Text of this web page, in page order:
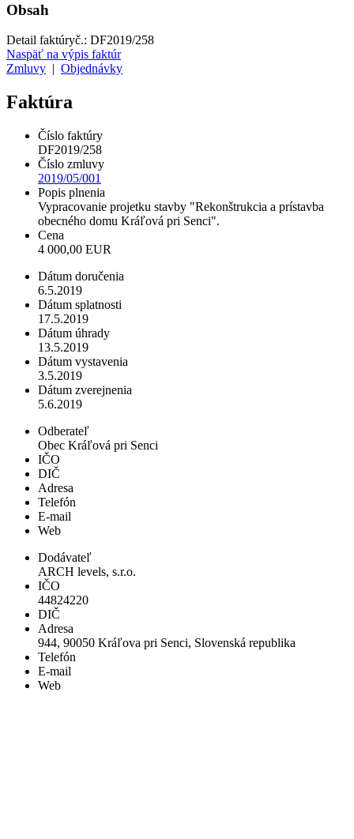
Obsah
Detail faktúryč.: DF2019/258
Naspäť na výpis faktúr
Zmluvy
Objednávky
Faktúra
Číslo faktúry
DF2019/258
Číslo zmluvy
2019/05/001
Popis plnenia
Vypracovanie projetku stavby "Rekonštrukcia a prístavba
obecného domu Kráľová pri Senci".
Cena
4 000,00 EUR
Dátum doručenia
6.5.2019
Dátum splatnosti
17.5.2019
Dátum úhrady
13.5.2019
Dátum vystavenia
3.5.2019
Dátum zverejnenia
5.6.2019
Odberateľ
Obec Kráľová pri Senci
IČO
DIČ
Adresa
Telefón
E-mail
Web
Dodávateľ
ARCH levels, s.r.o.
IČO
44824220
DIČ
Adresa
944, 90050 Kráľova pri Senci, Slovenská republika
Telefón
E-mail
Web